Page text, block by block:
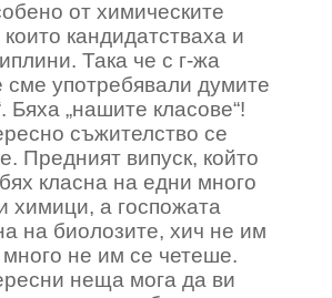
от химическите
кандидатстваха и
Така че с г-жа
сме употребявали думите
Бяха „нашите класове“!
съжителство се
Предният випуск, който
класна на едни много
химици, а госпожата
на биолозите, хич не им
не им се четеше.
неща мога да ви